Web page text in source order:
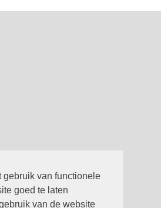
gebruik van functionele
goed te laten
van de website